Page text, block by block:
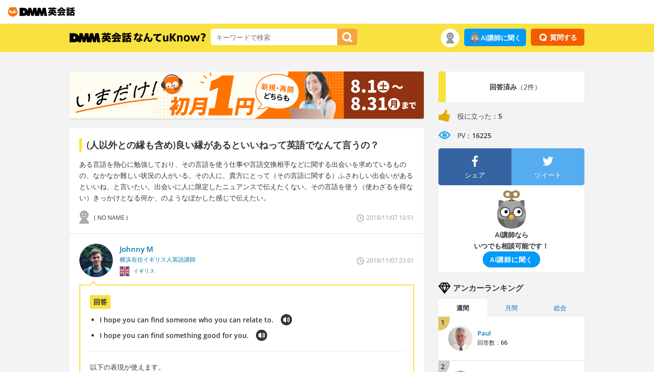
質問する
AI講師に聞く
(人以外との縁も含め)良い縁があるといいねって英語でなんて言うの？
ある言語を熱心に勉強しており、その言語を使う仕事や言語交換相手などに関する出会いを求めているもの
の、なかなか難しい状況の人がいる。その人に、貴方にとって（その言語に関する）ふさわしい出会いがある
といいね、と言いたい。出会いに人に限定したニュアンスで伝えたくない。その言語を使う（使わざるを得な
い）きっかけとなる何か、のようなぼかした感じで伝えたい。
( NO NAME ) 2018/11/07 10:51
Johnny M
横浜在住イギリス人英語講師
イギリス
2018/11/07 23:01
回答
I hope you can find someone who you can relate to.
I hope you can find something good for you.
以下の表現が使えます。
回答済み（2件）
役に立った： 5
PV： 16225
シェア ツイート
AI講師なら
いつでも相談可能です！
AI講師に聞く
アンカーランキング
週間 月間 総合
1
Paul
回答数： 66
2